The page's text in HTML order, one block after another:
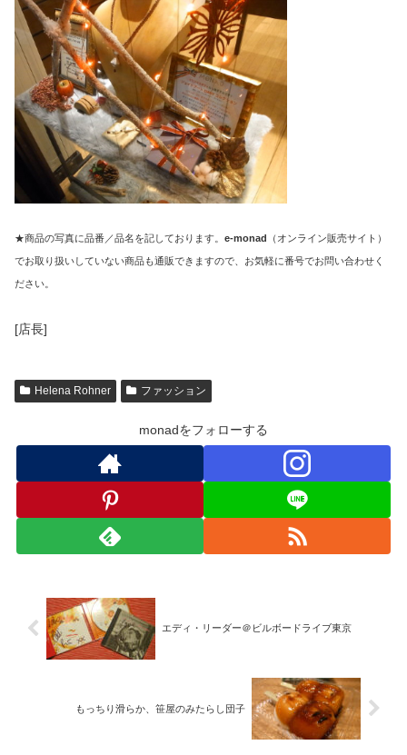
★商品の写真に品番／品名を記しております。 e-monad （オンライン販売サイト）
でお取り扱いしていない商品も通販できますので、お気軽に番号でお問い合わせく
ださい。
[店長]
Helena Rohner ファッション
monadをフォローする
エディ・リーダー＠ビルボードライブ東京
もっちり滑らか、笹屋のみたらし団子